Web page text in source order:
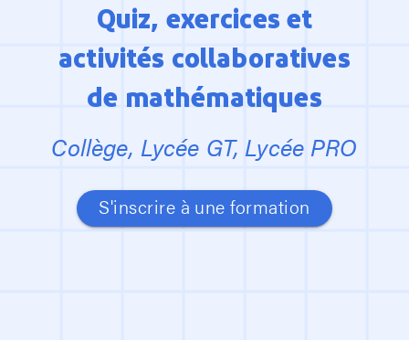
Quiz, exercices et
activités collaboratives
de mathématiques
Collège, Lycée GT, Lycée PRO
S'inscrire à une formation